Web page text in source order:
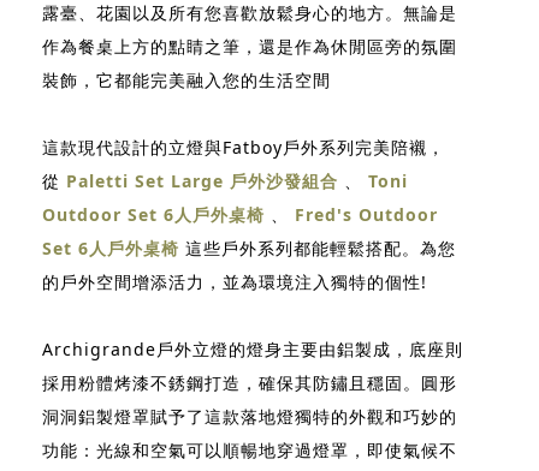
露臺、花園以及所有您喜歡放鬆身心的地方。無論是
作為餐桌上方的點睛之筆，還是作為休閒區旁的氛圍
裝飾，它都能完美融入您的生活空間
這款現代設計的立燈與Fatboy戶外系列完美陪襯，
從 Paletti Set Large 戶外沙發組合 、 Toni
Outdoor Set 6人戶外桌椅 、 Fred's Outdoor
Set 6人戶外桌椅 這些戶外系列都能輕鬆搭配。為您
的戶外空間增添活力，並為環境注入獨特的個性!
Archigrande戶外立燈的燈身主要由鋁製成，底座則
採用粉體烤漆不銹鋼打造，確保其防鏽且穩固。圓形
洞洞鋁製燈罩賦予了這款落地燈獨特的外觀和巧妙的
功能：光線和空氣可以順暢地穿過燈罩，即使氣候不